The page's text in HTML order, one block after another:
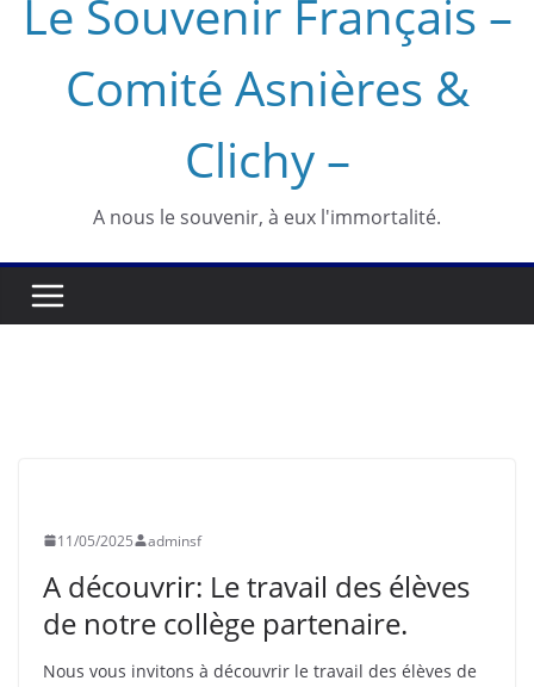
Le Souvenir Français –
Comité Asnières &
Clichy –
A nous le souvenir, à eux l'immortalité.
11/05/2025 adminsf
A découvrir: Le travail des élèves
de notre collège partenaire.
Nous vous invitons à découvrir le travail des élèves de